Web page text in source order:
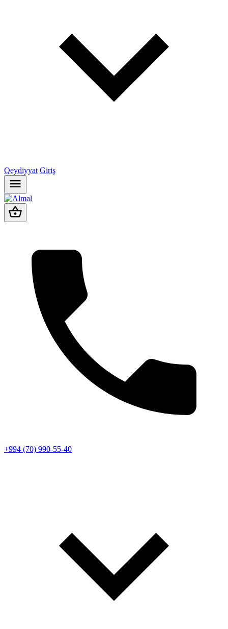
Qeydiyyat Giriş
+994 (70) 990-55-40